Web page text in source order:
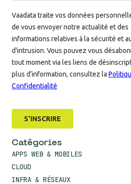
Catégories
APPS WEB & MOBILES
CLOUD
INFRA & RÉSEAUX